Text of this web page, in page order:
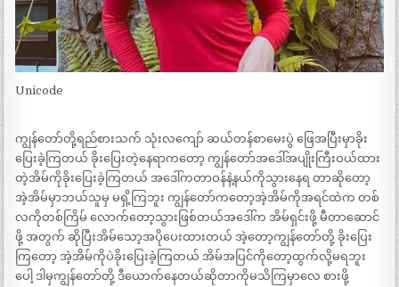
Unicode
ကျွန်တော်တို့ရည်စားသက် သုံးလကျော် ဆယ်တန်စာမေးပွဲ ဖြေအပြီးမှာခိုး
ပြေးခဲ့ကြတယ် ခိုးပြေးတဲ့နေရာကတော့ ကျွန်တော်အဒေါ်အပျိုးကြီးဝယ်ထား
တဲ့အိမ်ကိုခိုးပြေးခဲ့ကြတယ် အဒေါ်ကတာဝန်နဲ့နယ်ကိုသွားနေရ တာဆိုတော့
အဲ့အိမ်မှာဘယ်သူမှ မရှိ့ကြဘူး ကျွန်တော်ကတော့အဲ့အိမ်ကိုအရင်ထဲက တစ်
လကိုတစ်ကြိမ် လောက်တော့သွားဖြစ်တယ်အဒေါ်က အိမ်ရှင်းဖို့ မီတာဆောင်
ဖို့ အတွက် ဆိုပြီးအိမ်သော့အပိုပေးထားတယ် အဲ့တော့ကျွန်တော်တို့ ခိုးပြေး
ကြတော့ အဲ့အိမ်ကိုပဲခိုးပြေးခဲ့ကြတယ် အိမ်အပြင်ကိုတော့ထွက်လို့မရဘူး
ပေါ့ ဒါမှကျွန်တော်တို့ ဒီယောက်နေတယ်ဆိုတာကိုမသိကြမှာလေ စားဖို့